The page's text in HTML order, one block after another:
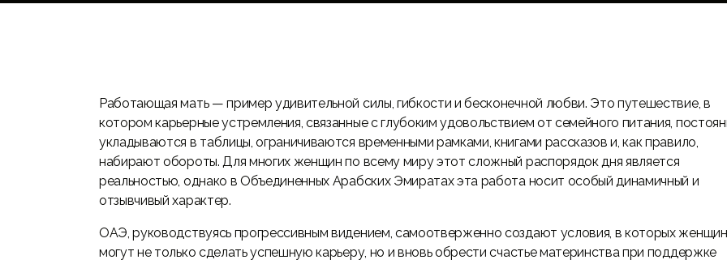
Работающая мать — пример удивительной силы, гибкости и бесконечной любви. Это путешествие, в
котором карьерные устремления, связанные с глубоким удовольствием от семейного питания,
укладываются в таблицы, ограничиваются временными рамками, книгами рассказов и, как правило,
набирают обороты. Для многих женщин по всему миру этот сложный распорядок дня является
реальностью, однако в Объединенных Арабских Эмиратах эта работа носит особый динамичный и
отзывчивый характер.
ОАЭ, руководствуясь прогрессивным видением, самоотверженно создают условия, в которых
могут не только сделать успешную карьеру, но и вновь обрести счастье материнства при поддержке